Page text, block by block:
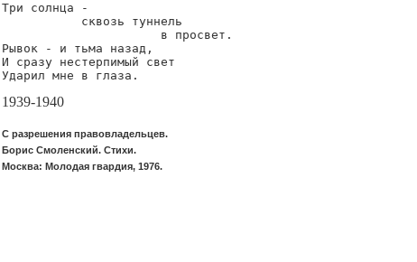
Три солнца -
           сквозь туннель
                      в просвет.
Рывок - и тьма назад,
И сразу нестерпимый свет
Ударил мне в глаза.
1939-1940
С разрешения правовладельцев.
Борис Смоленский. Стихи.
Москва: Молодая гвардия, 1976.